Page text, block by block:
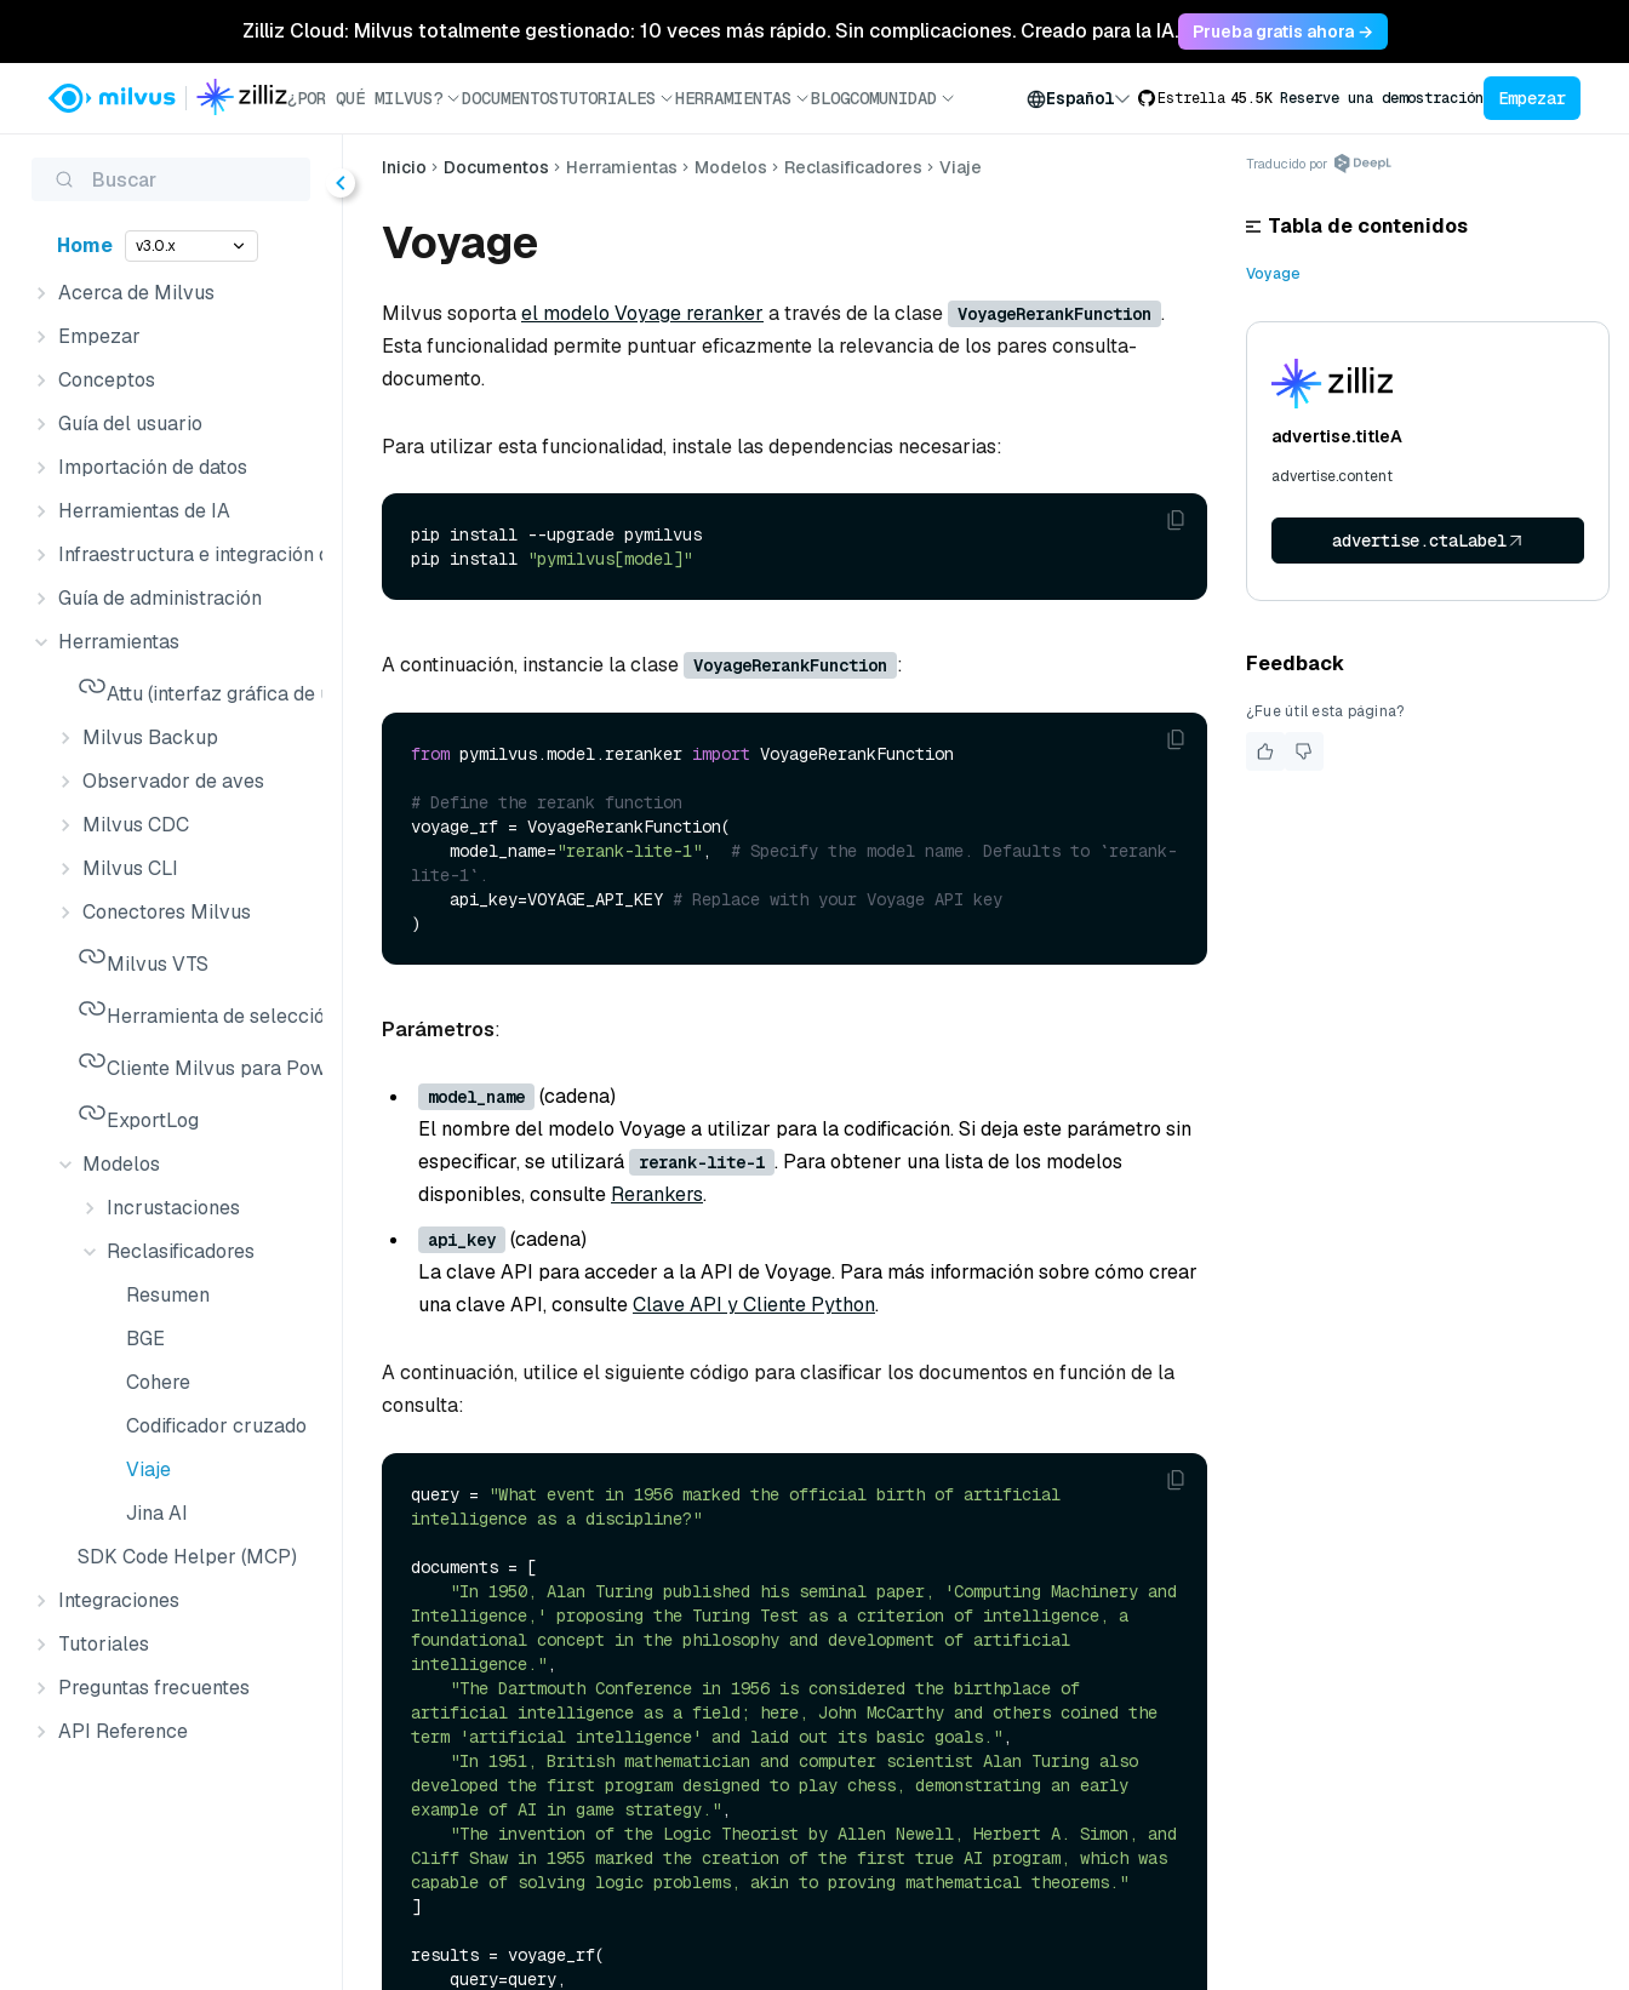
Zilliz Cloud: Milvus totalmente gestionado: 10 veces más rápido. Sin complicaciones. Creado para la IA. Prueba gratis ahora →
¿POR QUÉ MILVUS? DOCUMENTOSTUTORIALES HERRAMIENTAS BLOGCOMUNIDAD Español Estrella 45.5K Reserve una demostración Empezar
Buscar
Home v3.0.x
Acerca de Milvus
Empezar
Conceptos
Guía del usuario
Importación de datos
Herramientas de IA
Infraestructura e integración de datos
Guía de administración
Herramientas
Attu (interfaz gráfica de usuario de Milvus)
Milvus Backup
Observador de aves
Milvus CDC
Milvus CLI
Conectores Milvus
Milvus VTS
Herramienta de selección de tallas de Milvus
Cliente Milvus para PowerShell
ExportLog
Modelos
Incrustaciones
Reclasificadores
Resumen
BGE
Cohere
Codificador cruzado
Viaje
Jina AI
SDK Code Helper (MCP)
Integraciones
Tutoriales
Preguntas frecuentes
API Reference
Inicio Documentos Herramientas Modelos Reclasificadores Viaje
Voyage
Milvus soportael modelo Voyage reranker a través de la clase VoyageRerankFunction .
Esta funcionalidad permite puntuar eficazmente la relevancia de los pares consulta-
documento.
Para utilizar esta funcionalidad, instale las dependencias necesarias:
pip install --upgrade pymilvus
pip install "pymilvus[model]"
A continuación, instancie la clase VoyageRerankFunction :
from pymilvus.model.reranker import VoyageRerankFunction
# Define the rerank function
voyage_rf = VoyageRerankFunction(
    model_name=
"rerank-lite-1" , # Specify the model name. Defaults to `rerank-
lite-1`.
    api_key=VOYAGE_API_KEY
# Replace with your Voyage API key
Parámetros:
model_name (cadena)
El nombre del modelo Voyage a utilizar para la codificación. Si deja este parámetro sin
especificar, se utilizará
rerank-lite-1 . Para obtener una lista de los modelos
disponibles, consulte Rerankers.
api_key (cadena)
La clave API para acceder a la API de Voyage. Para más información sobre cómo crear
una clave API, consulteClave API y Cliente Python.
A continuación, utilice el siguiente código para clasificar los documentos en función de la
consulta:
query =
"What event in 1956 marked the official birth of artificial
intelligence as a discipline?"
documents = [
"In 1950, Alan Turing published his seminal paper, 'Computing Machinery and
Intelligence,' proposing the Turing Test as a criterion of intelligence, a
foundational concept in the philosophy and development of artificial
intelligence." ,
"The Dartmouth Conference in 1956 is considered the birthplace of
artificial intelligence as a field; here, John McCarthy and others coined the
term 'artificial intelligence' and laid out its basic goals." ,
"In 1951, British mathematician and computer scientist Alan Turing also
developed the first program designed to play chess, demonstrating an early
example of AI in game strategy." ,
"The invention of the Logic Theorist by Allen Newell, Herbert A. Simon, and
Cliff Shaw in 1955 marked the creation of the first true AI program, which was
capable of solving logic problems, akin to proving mathematical theorems."
]
results = voyage_rf(
Traducido por
Tabla de contenidos
Voyage
advertise.titleA
advertise.content
advertise.ctaLabel
Feedback
¿Fue útil esta página?